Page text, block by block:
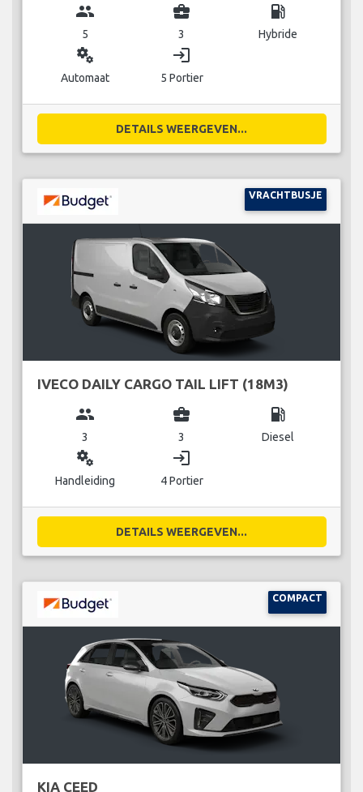
group
5
business_center
3
local_gas_station
Hybride
miscellaneous_services
Automaat
login
5 Portier
DETAILS WEERGEVEN...
VRACHTBUSJE
IVECO DAILY CARGO TAIL LIFT (18M3)
group
3
business_center
3
local_gas_station
Diesel
miscellaneous_services
Handleiding
login
4 Portier
DETAILS WEERGEVEN...
COMPACT
KIA CEED